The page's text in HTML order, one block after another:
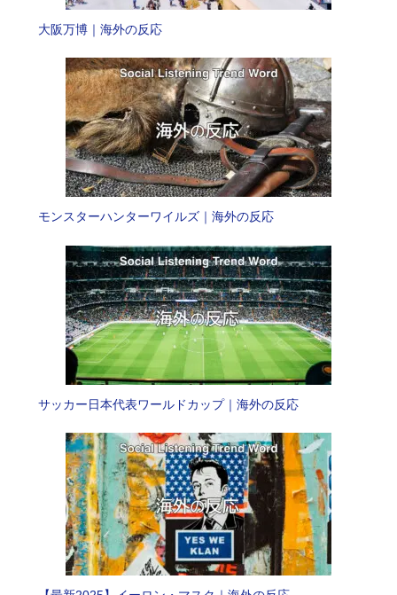
大阪万博｜海外の反応
モンスターハンターワイルズ｜海外の反応
サッカー日本代表ワールドカップ｜海外の反応